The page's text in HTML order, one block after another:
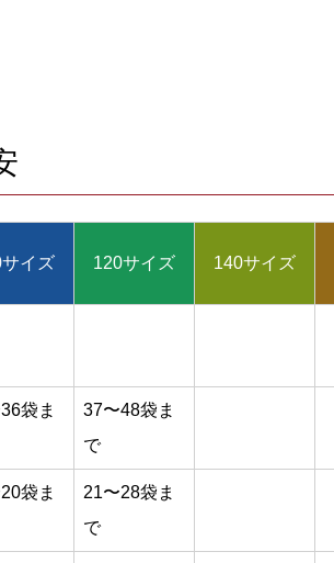
イズ 120サイズ 140サイズ
袋ま
37〜48袋ま
で
袋ま
21〜28袋ま
で